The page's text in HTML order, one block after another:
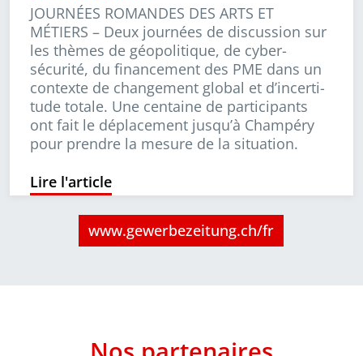
JOURNÉES ROMANDES DES ARTS ET
MÉTIERS – Deux journées de discussion sur
les thèmes de géopolitique, de cyber­
sécurité, du financement des PME dans un
contexte de changement global et d’incer­ti­
tude totale. Une centaine de participants
ont fait le déplacement jusqu’à Champéry
pour prendre la mesure de la situation.
Lire l'article
www.gewerbezeitung.ch/fr